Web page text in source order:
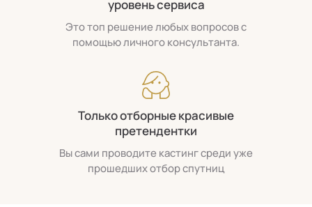
уровень сервиса
Это топ решение любых вопросов с
помощью личного консультанта.
Только отборные красивые
претендентки
Вы сами проводите кастинг среди уже
прошедших отбор спутниц